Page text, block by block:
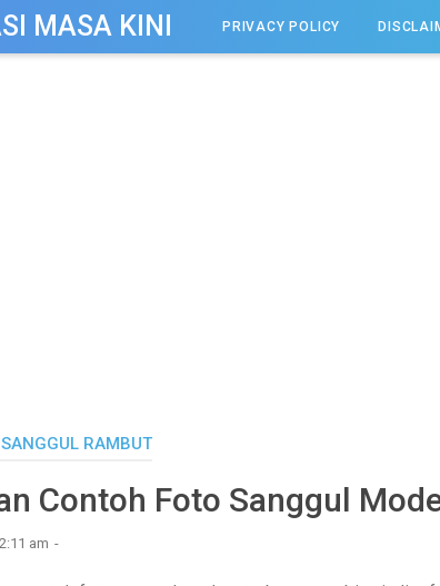
MASA KINI PRIVACY POLICY
RAMBUT
Contoh Foto Sanggul
am